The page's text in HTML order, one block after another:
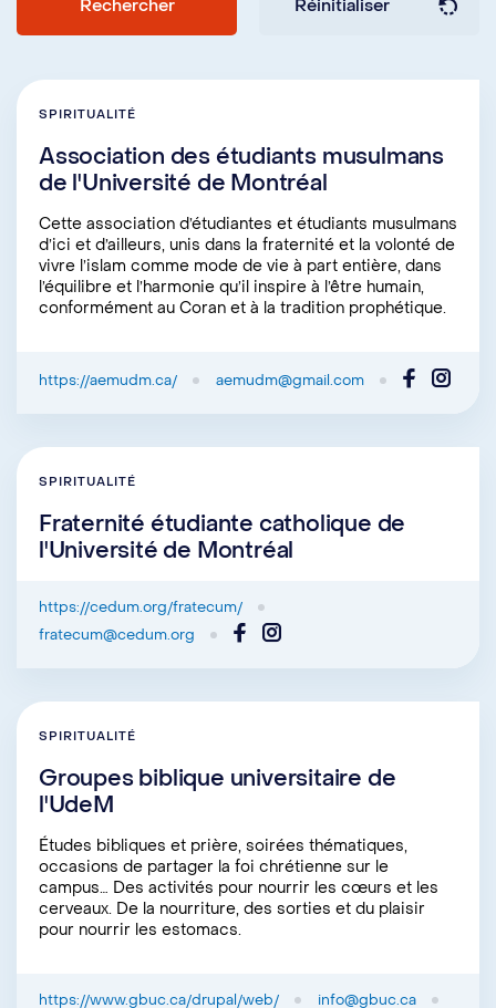
découvrezces précieux conseils
Lorsque les grandes lignes de votre projet
sont définies, vous pouvez rencontrer une
étudiant. Notre équipe pourra vous
accompagner dans la création,
l’organisation et le développement de
il suffit de remplir le formulaire prévu à cet
Pour consulter le formulaire
Utilisez notre boîte à outils
Accédez à l’ensemble des ressources
nécessaires à la création et à la gestion
trouverez notamment de l’information sur
le financement, la visibilité, la
reconnaissance institutionnelle ainsi que
plusieurs outils pour soutenir la réalisation
de vos projets.
Pour créer un regroupement
SPIRITUALITÉ
Association des étudiants musulmans
de l'Université de Montréal
Cette association d’étudiantes et étudiants musulmans
d’ici et d’ailleurs, unis dans la fraternité et la volonté de
vivre l’islam comme mode de vie à part entière, dans
l’équilibre et l’harmonie qu’il inspire à l’être humain,
conformément au Coran et à la tradition prophétique.
https://aemudm.ca/ aemudm@gmail.com
SPIRITUALITÉ
Fraternité étudiante catholique de
l'Université de Montréal
https://cedum.org/fratecum/
fratecum@cedum.org
SPIRITUALITÉ
Groupes biblique universitaire de
l'UdeM
Études bibliques et prière, soirées thématiques,
occasions de partager la foi chrétienne sur le
campus… Des activités pour nourrir les cœurs et les
cerveaux. De la nourriture, des sorties et du plaisir
pour nourrir les estomacs.
https://www.gbuc.ca/drupal/web/ info@gbuc.ca